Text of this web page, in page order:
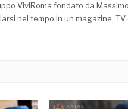
ViviRoma fondato da
nel tempo in un magazine, TV